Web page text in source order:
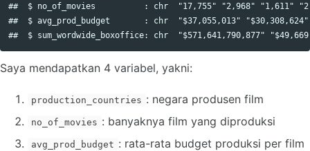
##  $ no_of_movies          : chr  "17,755" "2,968" "1,611"
##  $ avg_prod_budget       : chr  "$37,055,013"
Saya mendapatkan 4 variabel, yakni:
production_countries : negara produsen film
no_of_movies : banyaknya film yang diproduksi
avg_prod_budget : rata-rata budget produksi per film